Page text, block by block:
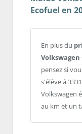
Ecofuel en
En plus du
Volkswagen
pensez si
s'élève à
Volkswagen
au km et un